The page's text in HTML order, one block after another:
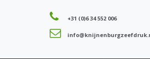
+31 (0)6 34 552 006